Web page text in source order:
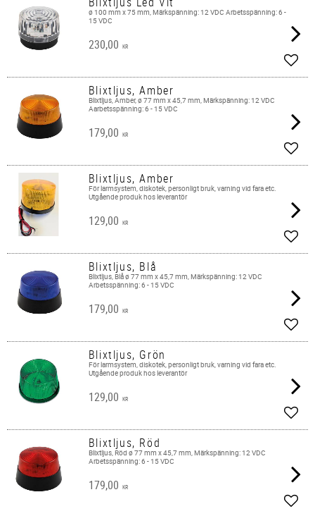
ø 100 mm x 75 mm, Märkspänning: 12 VDC Arbetsspänning: 6 -
15 VDC
230,00 KR
Blixtljus, Amber
Blixtljus, Amber, ø 77 mm x 45,7 mm, Märkspänning: 12 VDC
Aarbetsspänning: 6 - 15 VDC
179,00 KR
Blixtljus, Amber
För larmsystem, diskotek, personligt bruk, varning vid fara etc.
Utgående produk hos leverantör
129,00 KR
Blixtljus, Blå
Blixtljus, Blå ø 77 mm x 45,7 mm, Märkspänning: 12 VDC
Arbetsspänning: 6 - 15 VDC
179,00 KR
Blixtljus, Grön
För larmsystem, diskotek, personligt bruk, varning vid fara etc.
Utgående produk hos leverantör
129,00 KR
Blixtljus, Röd
Blixtljus, Röd ø 77 mm x 45,7 mm, Märkspänning: 12 VDC
Arbetsspänning: 6 - 15 VDC
179,00 KR